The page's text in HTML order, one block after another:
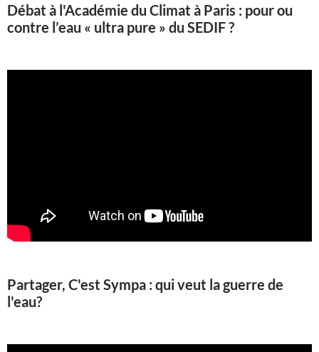
Débat à l'Académie du Climat à Paris : pour ou
contre l’eau « ultra pure » du SEDIF ?
Partager, C'est Sympa : qui veut la guerre de
l'eau?